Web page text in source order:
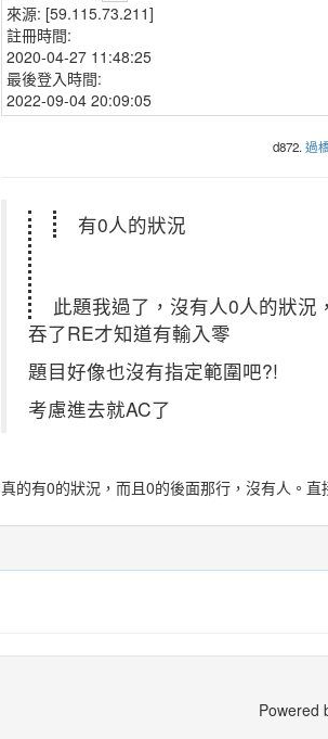
來源: [59.115.73.211]
註冊時間:
2020-04-27 11:48:25
最後登入時間:
2022-09-04 20:09:05
d872.過
有0人的狀況
此題我過了，沒有人0人的狀
吞了RE才知道有輸入零
題目好像也沒有指定範圍吧?!
考慮進去就AC了
真的有0的狀況，而且0的後面那行，沒有人。直
Powered